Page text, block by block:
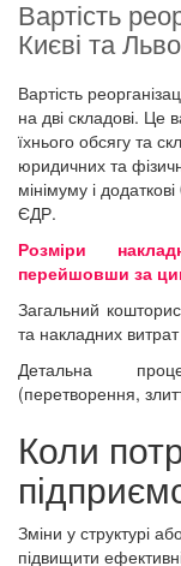
Вартість
Києві та
Вартість
на дві складові. Це
їхнього обсягу та
юридичних та
мінімуму і
ЄДР.
Розміри
перейшовши за
Загальний
та накладних витрат
Детальна
(перетворення,
Коли
Зміни у структурі
підвищити